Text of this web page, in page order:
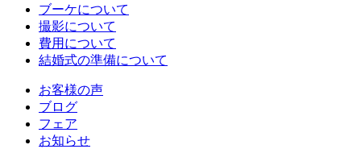
ブーケについて
撮影について
費用について
結婚式の準備について
お客様の声
ブログ
フェア
お知らせ